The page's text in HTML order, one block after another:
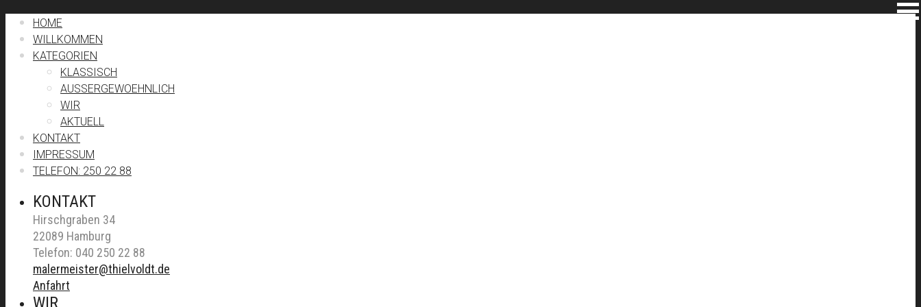
HOME
WILLKOMMEN
KATEGORIEN
KLASSISCH
AUSSERGEWOEHNLICH
WIR
AKTUELL
KONTAKT
IMPRESSUM
TELEFON: 250 22 88
KONTAKT
Hirschgraben 34
22089 Hamburg
Telefon: 040 250 22 88
malermeister@thielvoldt.de
Anfahrt
WIR